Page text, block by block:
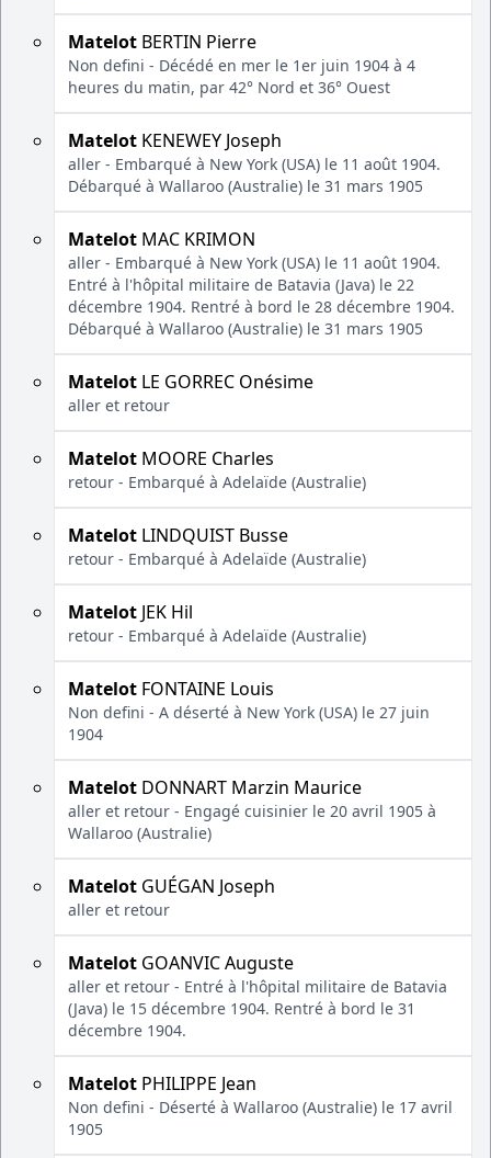
Matelot BERTIN Pierre
Non defini - Décédé en mer le 1er juin 1904 à 4
heures du matin, par 42° Nord et 36° Ouest
Matelot KENEWEY Joseph
aller - Embarqué à New York (USA) le 11 août 1904.
Débarqué à Wallaroo (Australie) le 31 mars 1905
Matelot MAC KRIMON
aller - Embarqué à New York (USA) le 11 août 1904.
Entré à l'hôpital militaire de Batavia (Java) le 22
décembre 1904. Rentré à bord le 28 décembre 1904.
Débarqué à Wallaroo (Australie) le 31 mars 1905
Matelot LE GORREC Onésime
aller et retour
Matelot MOORE Charles
retour - Embarqué à Adelaïde (Australie)
Matelot LINDQUIST Busse
retour - Embarqué à Adelaïde (Australie)
Matelot JEK Hil
retour - Embarqué à Adelaïde (Australie)
Matelot FONTAINE Louis
Non defini - A déserté à New York (USA) le 27 juin
1904
Matelot DONNART Marzin Maurice
aller et retour - Engagé cuisinier le 20 avril 1905 à
Wallaroo (Australie)
Matelot GUÉGAN Joseph
aller et retour
Matelot GOANVIC Auguste
aller et retour - Entré à l'hôpital militaire de Batavia
(Java) le 15 décembre 1904. Rentré à bord le 31
décembre 1904.
Matelot PHILIPPE Jean
Non defini - Déserté à Wallaroo (Australie) le 17 avril
1905